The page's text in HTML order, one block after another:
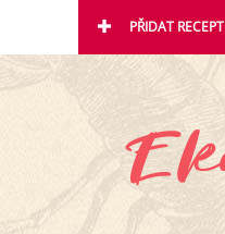
PŘIDAT RECEPT